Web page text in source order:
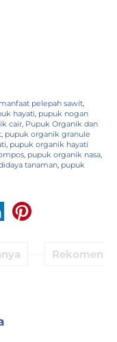
manfaat pelepah sawit
hayati pupuk nogan
cair Pupuk Organik dan
pupuk organik granule
pupuk organik hayati
pupuk organik nasa
tanaman pupuk